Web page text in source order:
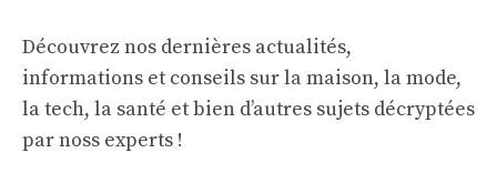
Découvrez nos dernières actualités,
informations et conseils sur la maison, la mode,
la tech, la santé et bien d’autres sujets décryptées
par noss experts !